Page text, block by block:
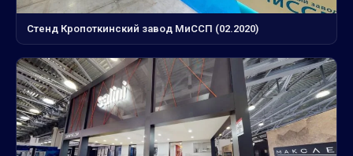
Стенд Кропоткинский завод МиССП (02.2020)